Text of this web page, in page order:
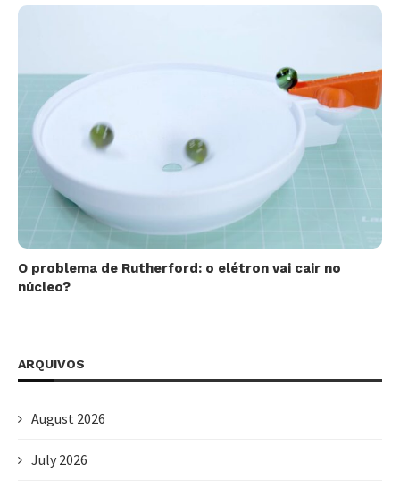
O problema de Rutherford: o elétron vai cair no
núcleo?
ARQUIVOS
August 2026
July 2026